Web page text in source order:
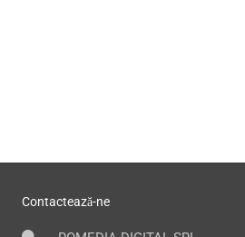
Contactează-ne